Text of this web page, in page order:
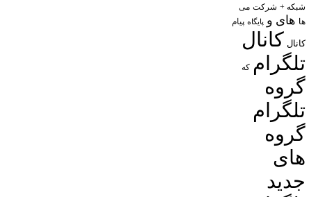
شبکه + شرکت می
ها های و پایگاه پیام
کانال کانال
تلگرام که
گروه
تلگرام
گروه
های
جدید